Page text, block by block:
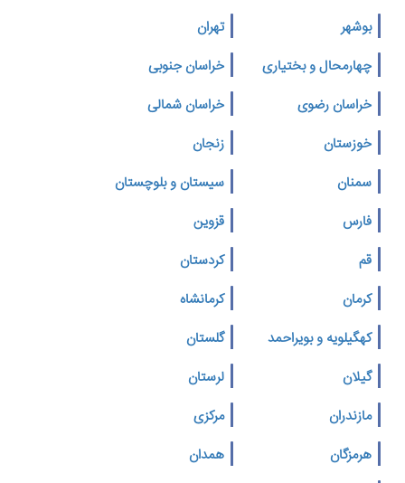
بوشهر
تهران
چهارمحال و بختیاری
خراسان جنوبی
خراسان رضوی
خراسان شمالی
خوزستان
زنجان
سمنان
سیستان و بلوچستان
فارس
قزوین
قم
کردستان
کرمان
کرمانشاه
کهگیلویه و بویراحمد
گلستان
گیلان
لرستان
مازندران
مرکزی
هرمزگان
همدان